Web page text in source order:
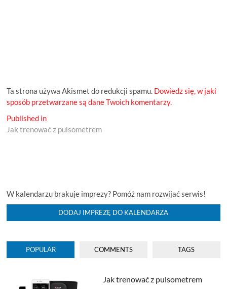
Ta strona używa Akismet do redukcji spamu. Dowiedz się, w jaki
sposób przetwarzane są dane Twoich komentarzy.
Nawigacja
wpisu
Published in
Jak trenować z pulsometrem
W kalendarzu brakuje imprezy? Pomóż nam rozwijać serwis!
DODAJ IMPREZĘ DO KALENDARZA
POPULAR COMMENTS TAGS
Jak trenować z pulsometrem